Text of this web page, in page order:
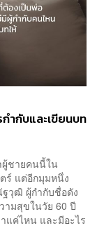
ำกับและเขียนบท
ชายคนนี้ใน
ร์ แต่อีกมุมหนึ่ง
วุฒิ ผู้กำกับชื่อดัง
มสุขในวัย 60 ปี
แค่ไหน และมีอะไร